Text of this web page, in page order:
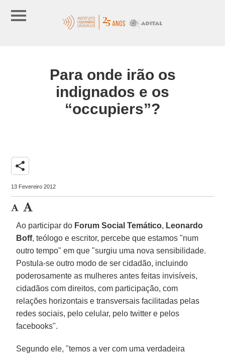
Para onde irão os
indignados e os
“occupiers”?
share
13 Fevereiro 2012
Ao participar do Forum Social Temático, Leonardo
Boff, teólogo e escritor, percebe que estamos "num
outro tempo" em que "surgiu uma nova sensibilidade.
Postula-se outro modo de ser cidadão, incluindo
poderosamente as mulheres antes feitas invisíveis,
cidadãos com direitos, com participação, com
relações horizontais e transversais facilitadas pelas
redes sociais, pelo celular, pelo twitter e pelos
facebooks".
Segundo ele, "temos a ver com uma verdadeira